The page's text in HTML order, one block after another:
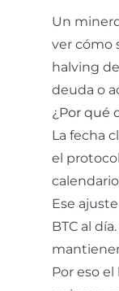
Un
ver cómo
halving
deuda o
¿Por qué
La fecha
el
Ese
BTC al
Por eso